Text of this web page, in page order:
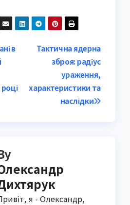
Тактична ядерна
зброя: радіус
ураження,
характеристики та
наслідки
в
я - Олександр,